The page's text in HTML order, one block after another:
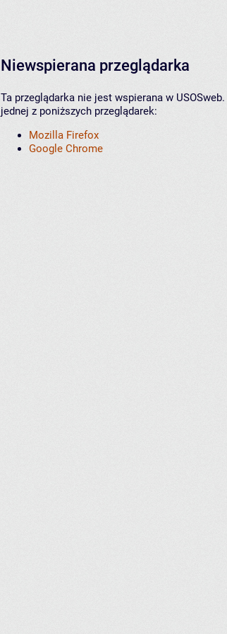
Niewspierana przeglądarka
Ta przeglądarka nie jest wspierana w
jednej z poniższych przeglądarek:
Mozilla Firefox
Google Chrome